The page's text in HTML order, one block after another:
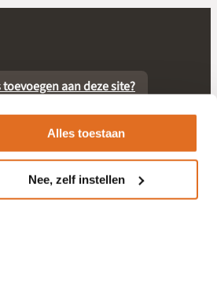
Alles toestaan
Nee, zelf instellen
aan deze site?